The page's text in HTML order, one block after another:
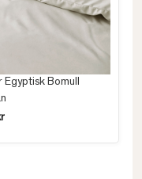
Egyptisk Bomull